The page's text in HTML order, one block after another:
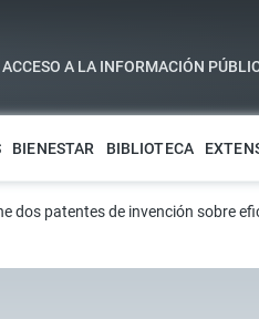
A LA INFORMACIÓN
BIENESTAR BIBLIOTECA
dos patentes de invención sobre